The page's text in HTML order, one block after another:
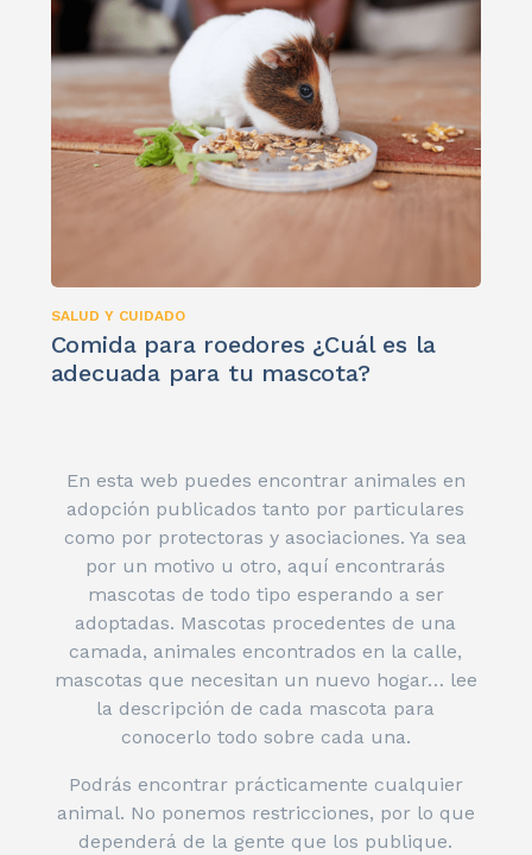
SALUD Y CUIDADO
Comida para roedores ¿Cuál es la
adecuada para tu mascota?
En esta web puedes encontrar animales en
adopción publicados tanto por particulares
como por protectoras y asociaciones. Ya sea
por un motivo u otro, aquí encontrarás
mascotas de todo tipo esperando a ser
adoptadas. Mascotas procedentes de una
camada, animales encontrados en la calle,
mascotas que necesitan un nuevo hogar… lee
la descripción de cada mascota para
conocerlo todo sobre cada una.
Podrás encontrar prácticamente cualquier
animal. No ponemos restricciones, por lo que
dependerá de la gente que los publique.